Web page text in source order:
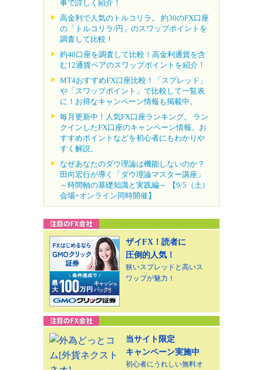
事で詳しく紹介！
高金利で人気のトルコリラ。 約30のFX口座
の「トルコリラ/円」のスワップポイントを
調査して比較！
約40口座を調査して比較！高金利通貨を含
む12通貨ペアのスワップポイントを紹介！
MT4おすすめFX口座比較！「スプレッド」
や「スワップポイント」で比較して一覧表
に！お得なキャンペーン情報も掲載中。
毎月更新中！人気FX口座ランキング。 ラン
クインしたFX口座のキャンペーン情報、お
すすめポイントなどを初心者にもわかりや
すく解説。
なぜあなたのダウ理論は機能しないのか？
田向宏行が導く「ダウ理論マスター講座」
～時間軸の基礎知識と実践編～ 【9/5（土）
会場+オンライン同時開催】
ザイFX！読者に
圧倒的人気！
狭いスプレッドと高いス
ワップが魅力！
当サイト限定
キャンペーン実施中
初心者にうれしい無料オ